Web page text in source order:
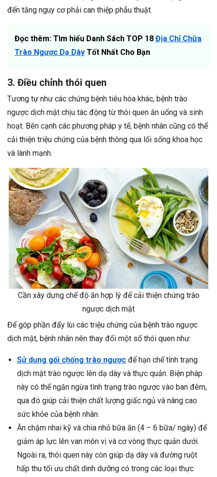
đến tăng nguy cơ phải can thiệp phẫu thuật.
Đọc thêm: Tìm hiểu Danh Sách TOP 18 Địa Chỉ Chữa
Trào Ngược Dạ Dày Tốt Nhất Cho Bạn
3. Điều chỉnh thói quen
Tương tự như các chứng bệnh tiêu hóa khác, bệnh trào
ngược dịch mật chịu tác động từ thói quen ăn uống và sinh
hoạt. Bên cạnh các phương pháp y tế, bệnh nhân cũng có thể
cải thiện triệu chứng của bệnh thông qua lối sống khoa học
và lành mạnh.
Cần xây dựng chế độ ăn hợp lý để cải thiện chứng trào
ngược dịch mật
Để góp phần đẩy lùi các triệu chứng của bệnh trào ngược
dịch mật, bệnh nhân nên thay đổi một số thói quen như:
Sử dụng gối chống trào ngược để hạn chế tình trạng
dịch mật trào ngược lên dạ dày và thực quản. Biện pháp
này có thể ngăn ngừa tình trạng trào ngược vào ban đêm,
qua đó giúp cải thiện chất lượng giấc ngủ và nâng cao
sức khỏe của bệnh nhân.
Ăn chậm nhai kỹ và chia nhỏ bữa ăn (4 – 6 bữa/ ngày) để
giảm áp lực lên van môn vị và cơ vòng thực quản dưới.
Ngoài ra, thói quen này còn giúp dạ dày và đường ruột
hấp thu tối ưu chất dinh dưỡng có trong các loại thực